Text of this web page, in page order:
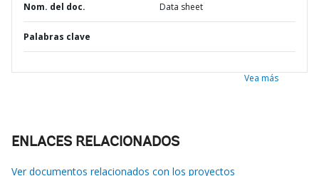
Nom. del doc. Data sheet
Palabras clave
Vea más
ENLACES RELACIONADOS
Ver documentos relacionados con los proyectos